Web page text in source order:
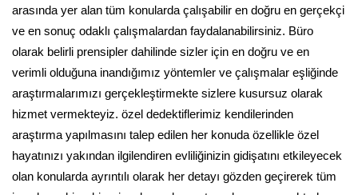
arasında yer alan tüm konularda çalışabilir en doğru en gerçekçi
ve en sonuç odaklı çalışmalardan faydalanabilirsiniz. Büro
olarak belirli prensipler dahilinde sizler için en doğru ve en
verimli olduğuna inandığımız yöntemler ve çalışmalar eşliğinde
araştırmalarımızı gerçekleştirmekte sizlere kusursuz olarak
hizmet vermekteyiz. özel dedektiflerimiz kendilerinden
araştırma yapılmasını talep edilen her konuda özellikle özel
hayatınızı yakından ilgilendiren evliliğinizin gidişatını etkileyecek
olan konularda ayrıntılı olarak her detayı gözden geçirerek tüm